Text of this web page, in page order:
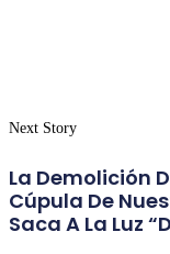
Next Story
La Demolición
Cúpula De
Saca A La Luz